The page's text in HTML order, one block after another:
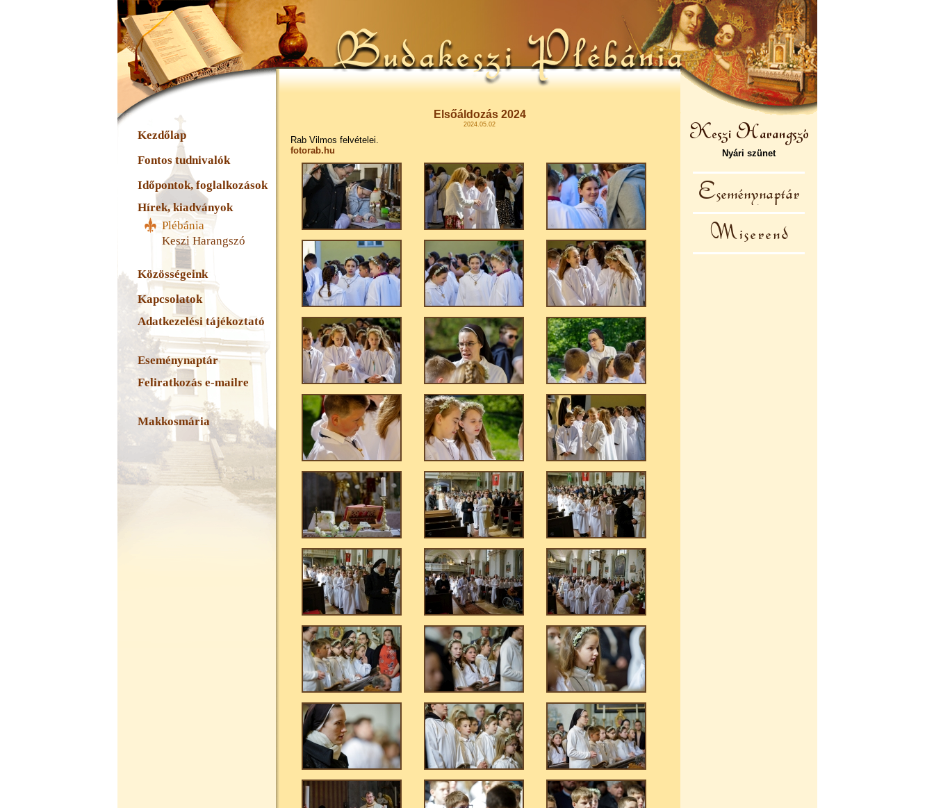
Kezdőlap
Fontos tudnivalók
Időpontok, foglalkozások
Hírek, kiadványok
Plébánia
Keszi Harangszó
Közösségeink
Kapcsolatok
Adatkezelési tájékoztató
Eseménynaptár
Feliratkozás e-mailre
Makkosmária
Elsőáldozás 2024
2024.05.02
Rab Vilmos felvételei.
fotorab.hu
Nyári szünet